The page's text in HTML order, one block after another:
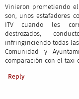
Vinieron prometiendo
son, unos estafadores
ITV cuando les
destrozados,
infringinciendo todas
Comunidad y
comparación con el taxi
Reply